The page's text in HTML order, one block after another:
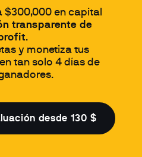
$300,000 en capital
transparente de
.
y monetiza tus
tan solo 4 días de
desde 130 $